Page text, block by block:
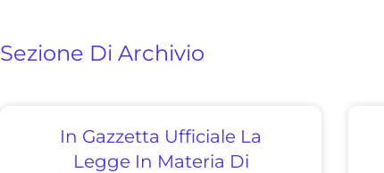
Sezione Di Archivio
In Gazzetta Ufficiale La
Legge In Materia Di